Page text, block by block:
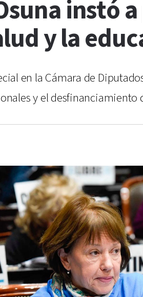
instó
y la
en la Cámara de
y el desfinanciamiento